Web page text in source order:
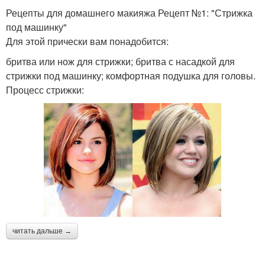
Рецепты для домашнего макияжа Рецепт №1: "Стрижка
под машинку"
Для этой прически вам понадобится:
бритва или нож для стрижки; бритва с насадкой для
стрижки под машинку; комфортная подушка для головы.
Процесс стрижки:
читать дальше →